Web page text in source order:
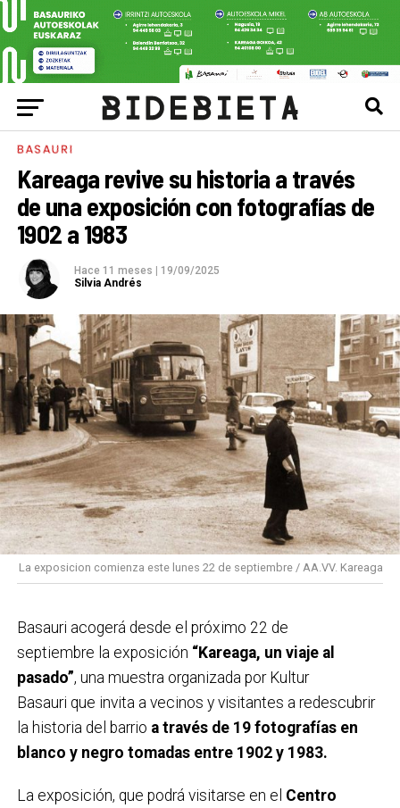
BASAURI
Kareaga revive su historia a través
de una exposición con fotografías de
1902 a 1983
Hace 11 meses
19/09/2025
Silvia Andrés
La exposicion comienza este lunes 22 de septiembre / AA.VV. Kareaga
Basauri acogerá desde el próximo 22 de
septiembre la exposición “Kareaga, un viaje al
pasado”, una muestra organizada por Kultur
Basauri que invita a vecinos y visitantes a redescubrir
la historia del barrio a través de 19 fotografías en
blanco y negro tomadas entre 1902 y 1983.
La exposición, que podrá visitarse en el Centro